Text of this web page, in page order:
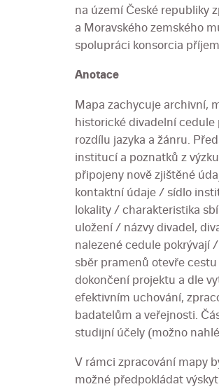
na území České republiky
a Moravského zemského
spolupráci konsorcia
Anotace
Mapa zachycuje archivní,
historické divadelní
rozdílu jazyka a žánru.
institucí a poznatků z
připojeny nově zjištěné
kontaktní údaje / sídlo
lokality / charakteristika
uložení / názvy divadel,
nalezené cedule pokrývají
sběr pramenů otevře
dokončení projektu a dle
efektivním uchování,
badatelům a veřejnosti.
studijní účely (možno
V rámci zpracování mapy
možné předpokládat